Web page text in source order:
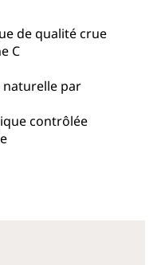
de qualité crue
C
par
contrôlée